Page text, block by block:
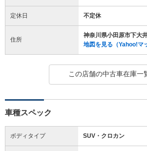
定休日 不定休
住所
神奈川県小田原市下大
地図を見る（Yahoo!マ
この店舗の中古車在庫一
車種スペック
ボディタイプ SUV・クロカン